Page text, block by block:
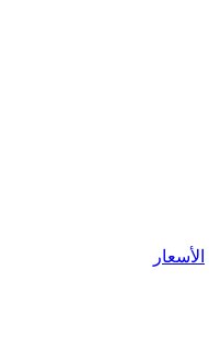
الأسعار